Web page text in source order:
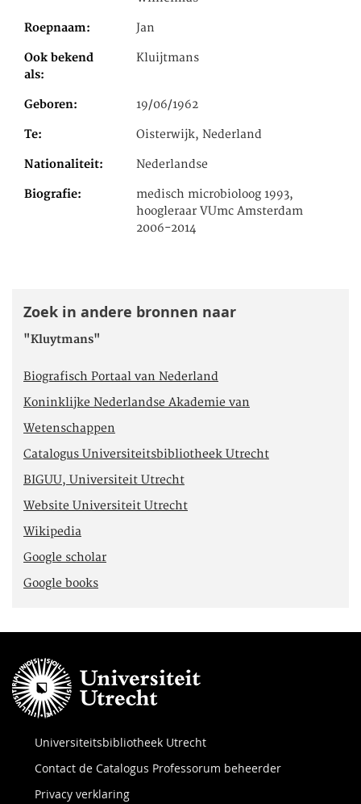
Roepnaam Jan
Ook bekend
als
Kluijtmans
Geboren 19/06/1962
Te Oisterwijk, Nederland
Nationaliteit Nederlandse
Biografie
medisch microbioloog 1993,
hoogleraar VUmc Amsterdam
2006-2014
Zoek in andere bronnen naar
"Kluytmans"
Biografisch Portaal van Nederland
Koninklijke Nederlandse Akademie van
Wetenschappen
Catalogus Universiteitsbibliotheek Utrecht
BIGUU, Universiteit Utrecht
Website Universiteit Utrecht
Wikipedia
Google scholar
Google books
Universiteitsbibliotheek Utrecht
Contact de Catalogus Professorum beheerder
Privacy verklaring